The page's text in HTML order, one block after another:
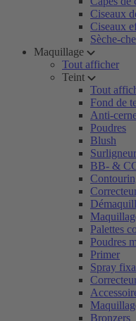
Ciseaux
Ciseaux
Sèche-
Maquillage
Tout afficher
Teint
Tout
Fond de
Anti-
Poudres
Blush
Surligneur
BB- &
Palettes
Poudres
Primer
Spray
Bronzers